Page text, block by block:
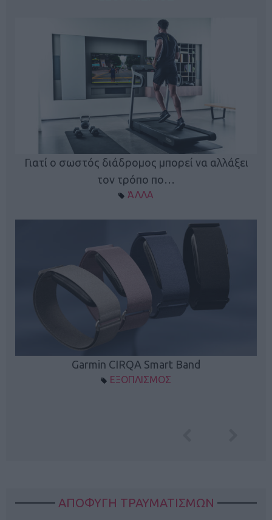
Γιατί ο σωστός διάδρομος μπορεί να αλλάξει
τον τρόπο πο…
ΆΛΛΑ
Garmin CIRQA Smart Band
ΕΞΟΠΛΙΣΜΟΣ
ΑΠΟΦΥΓΗ ΤΡΑΥΜΑΤΙΣΜΩΝ